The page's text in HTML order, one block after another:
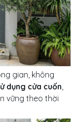
gian, không
dụng cửa cuốn,
vững theo thời